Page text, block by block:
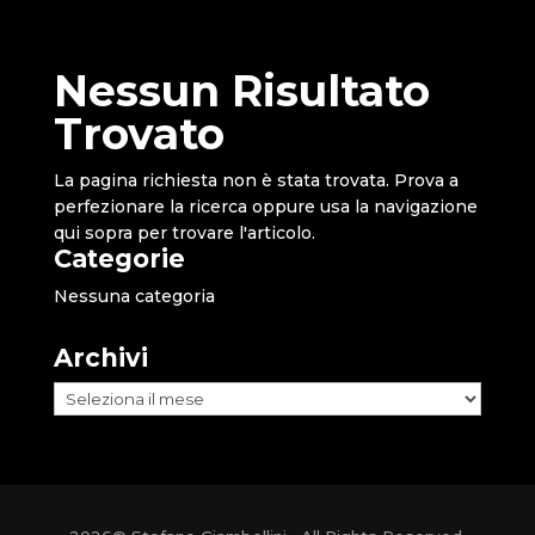
Nessun Risultato
Trovato
La pagina richiesta non è stata trovata. Prova a
perfezionare la ricerca oppure usa la navigazione
qui sopra per trovare l'articolo.
Categorie
Nessuna categoria
Archivi
Archivi